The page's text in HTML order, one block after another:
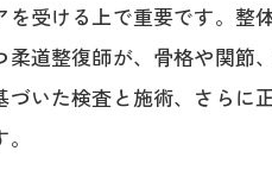
姿勢改善で腰痛を和らげる
整骨院で学ぶ姿勢改善
福山市の女性に人気の
受ける上で重要です。
道整復師が、骨格や関
いた検査と施術、さら